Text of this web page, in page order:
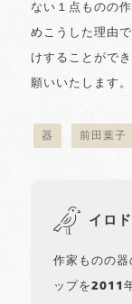
ない１点ものの
めこうした理由
けすることがで
願いいたします。
器 前田葉子
イロ
作家ものの
ップを2011